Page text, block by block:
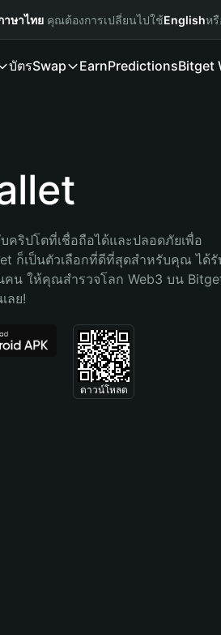
าษาไทย คุณต้องการเปลี่ยนไปใช้Englishหรื
บัตรSwap EarnPredictionsBitget
คริปโตที่เชื่อถือได้และปลอดภัยเพื่อ
ก็เป็นตัวเลือกที่ดีที่สุดสำหรับคุณ ได้รั
คน ให้คุณสำรวจโลก Web3 บน
ลย!
ดาวน์โหลด